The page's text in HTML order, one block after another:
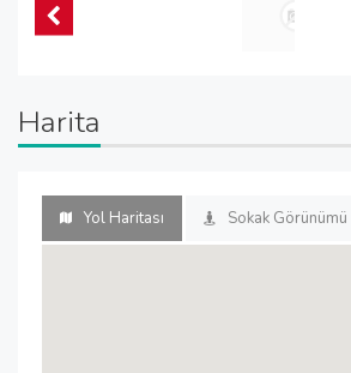
Harita
Yol Haritası Sokak Görünümü